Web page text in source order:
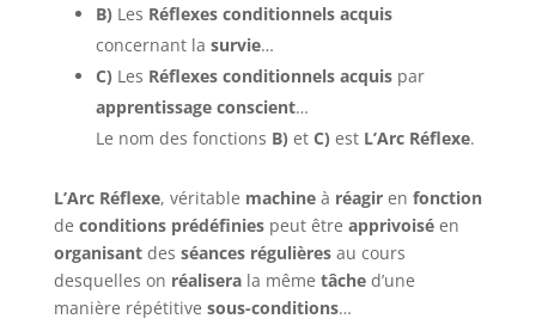
B) Les Réflexes conditionnels acquis
concernant la survie…
C) Les Réflexes conditionnels acquispar
apprentissage conscient…
Le nom des fonctions B) et C) est L’Arc Réflexe.
L’Arc Réflexe, véritable machineà réagiren fonction
de conditions prédéfiniespeut être apprivoiséen
organisantdes séances régulièresau cours
desquelles on réaliserala même tâched’une
manière répétitive sous-conditions…